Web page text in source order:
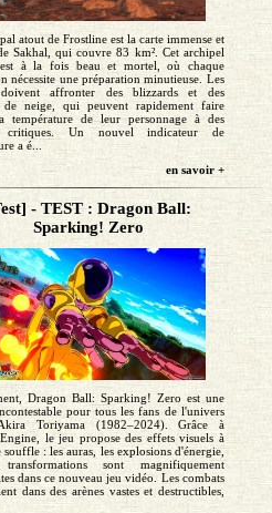
atout de Frostline est la carte immense et
Sakhal, qui couvre 83 km². Cet archipel
est à la fois beau et mortel, où chaque
nécessite une préparation minutieuse. Les
affronter des blizzards et des
de neige, qui peuvent rapidement faire
température de leur personnage à des
critiques. Un nouvel indicateur de
a é...
en savoir +
- TEST : Dragon Ball:
Sparking! Zero
Dragon Ball: Sparking! Zero est une
pour tous les fans de l'univers
Toriyama (1982–2024). Grâce à
le jeu propose des effets visuels à
souffle : les auras, les explosions d'énergie,
sont magnifiquement
dans ce nouveau jeu vidéo. Les combats
dans des arènes vastes et destructibles,